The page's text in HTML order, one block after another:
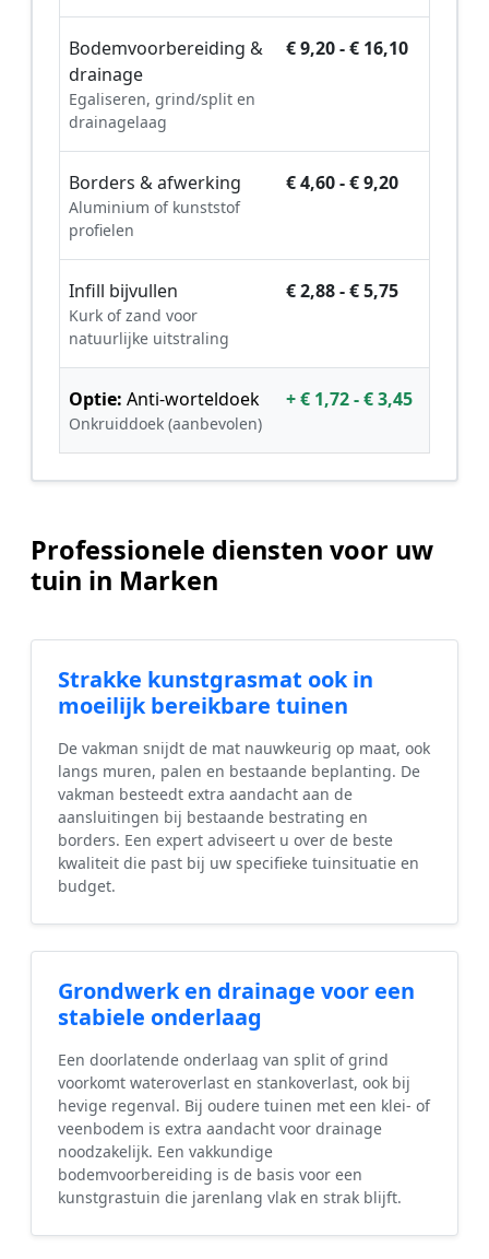
Bodemvoorbereiding &
drainage
Egaliseren, grind/split en
drainagelaag
€ 9,20 - € 16,10
Borders & afwerking
Aluminium of kunststof
profielen
€ 4,60 - € 9,20
Infill bijvullen
Kurk of zand voor
natuurlijke uitstraling
€ 2,88 - € 5,75
Optie: Anti-worteldoek
Onkruiddoek (aanbevolen)
+ € 1,72 - € 3,45
Professionele diensten voor uw
tuin in Marken
Strakke kunstgrasmat ook in
moeilijk bereikbare tuinen
De vakman snijdt de mat nauwkeurig op maat, ook
langs muren, palen en bestaande beplanting. De
vakman besteedt extra aandacht aan de
aansluitingen bij bestaande bestrating en
borders. Een expert adviseert u over de beste
kwaliteit die past bij uw specifieke tuinsituatie en
budget.
Grondwerk en drainage voor een
stabiele onderlaag
Een doorlatende onderlaag van split of grind
voorkomt wateroverlast en stankoverlast, ook bij
hevige regenval. Bij oudere tuinen met een klei- of
veenbodem is extra aandacht voor drainage
noodzakelijk. Een vakkundige
bodemvoorbereiding is de basis voor een
kunstgrastuin die jarenlang vlak en strak blijft.